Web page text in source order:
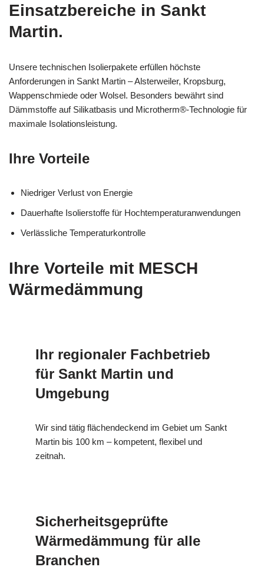
Einsatzbereiche in Sankt
Martin.
Unsere technischen Isolierpakete erfüllen höchste
Anforderungen in Sankt Martin – Alsterweiler, Kropsburg,
Wappenschmiede oder Wolsel. Besonders bewährt sind
Dämmstoffe auf Silikatbasis und Microtherm®-Technologie für
maximale Isolationsleistung.
Ihre Vorteile
Niedriger Verlust von Energie
Dauerhafte Isolierstoffe für Hochtemperaturanwendungen
Verlässliche Temperaturkontrolle
Ihre Vorteile mit MESCH
Wärmedämmung
Ihr regionaler Fachbetrieb
für Sankt Martin und
Umgebung
Wir sind tätig flächendeckend im Gebiet um Sankt
Martin bis 100 km – kompetent, flexibel und
zeitnah.
Sicherheitsgeprüfte
Wärmedämmung für alle
Branchen